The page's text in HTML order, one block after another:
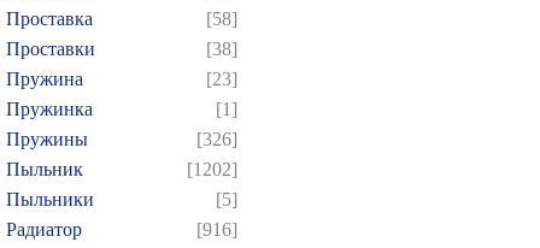
Проставка
[58]
Проставки
[38]
Пружина
[23]
Пружинка
[1]
Пружины
[326]
Пыльник
[1202]
Пыльники
[5]
Радиатор
[916]